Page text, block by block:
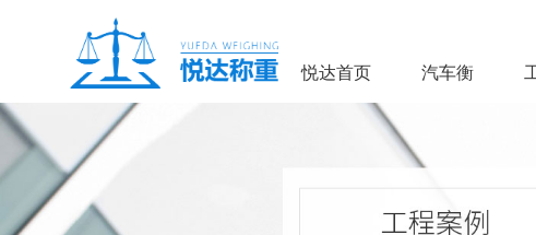
悦达首页 汽车衡